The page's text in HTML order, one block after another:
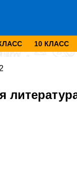
10 КЛАСС